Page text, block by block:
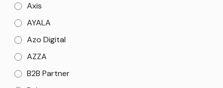
Axis
AYALA
Azo Digital
AZZA
B2B Partner